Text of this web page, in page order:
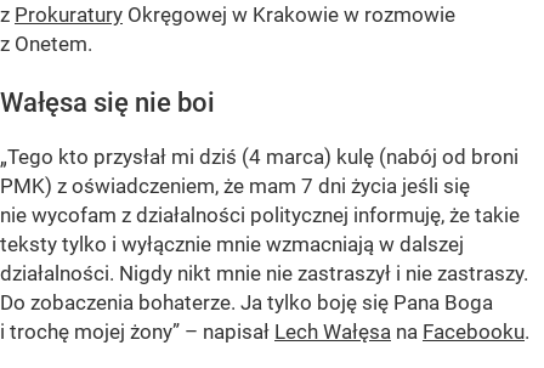
z Prokuratury Okręgowej w Krakowie w rozmowie
z Onetem.
Wałęsa się nie boi
„Tego kto przysłał mi dziś (4 marca) kulę (nabój od broni
PMK) z oświadczeniem, że mam 7 dni życia jeśli się
nie wycofam z działalności politycznej informuję, że takie
teksty tylko i wyłącznie mnie wzmacniają w dalszej
działalności. Nigdy nikt mnie nie zastraszył i nie zastraszy.
Do zobaczenia bohaterze. Ja tylko boję się Pana Boga
i trochę mojej żony” – napisał Lech Wałęsa na Facebooku.